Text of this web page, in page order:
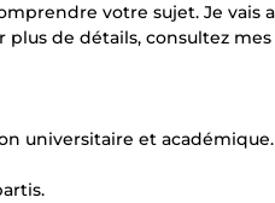
votre sujet. Je
de détails, consultez
universitaire et académique.